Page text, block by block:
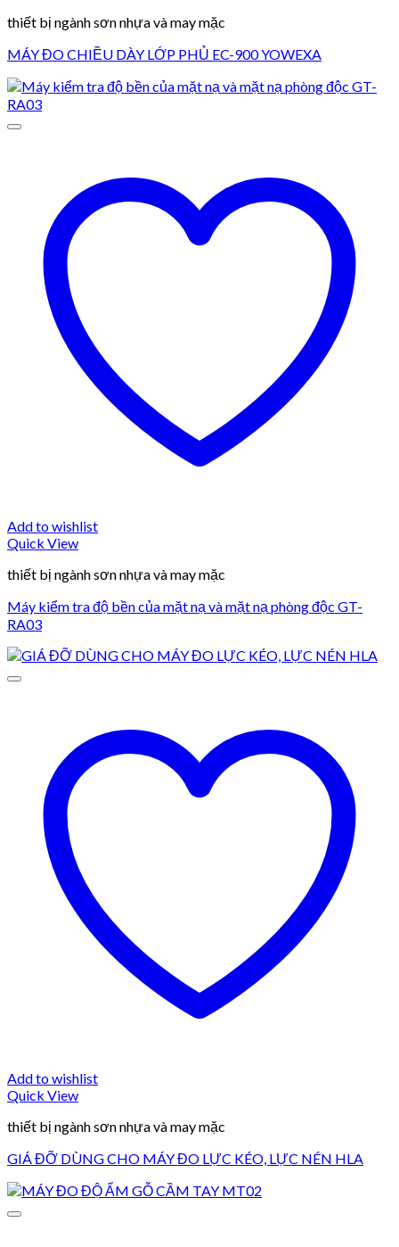
thiết bị ngành sơn nhựa và may mặc
MÁY ĐO CHIỀU DÀY LỚP PHỦ EC-900 YOWEXA
Add to wishlist
Quick View
thiết bị ngành sơn nhựa và may mặc
Máy kiểm tra độ bền của mặt nạ và mặt nạ phòng độc GT-
RA03
Add to wishlist
Quick View
thiết bị ngành sơn nhựa và may mặc
GIÁ ĐỠ DÙNG CHO MÁY ĐO LỰC KÉO, LỰC NÉN HLA